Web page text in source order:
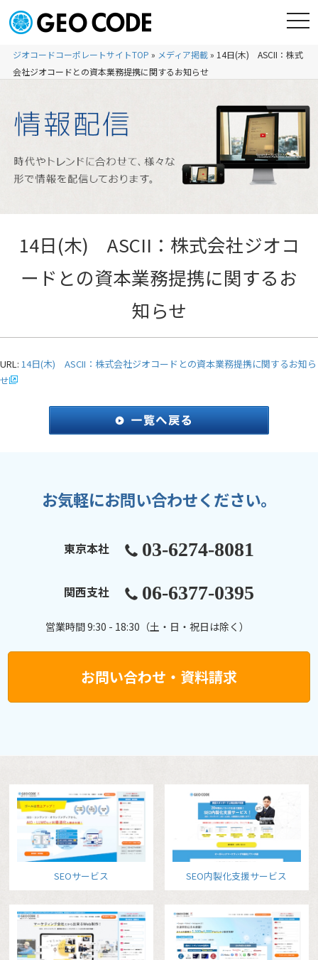
ジオコードコーポレートサイトTOP » メディア掲載» 14日(木) ASCII：株式
会社ジオコードとの資本業務提携に関するお知らせ
14日(木) ASCII：株式会社ジオコ
ードとの資本業務提携に関するお
知らせ
URL: 14日(木) ASCII：株式会社ジオコードとの資本業務提携に関するお知ら
せ
お気軽にお問い合わせください。
東京本社 03-6274-8081
関西支社 06-6377-0395
営業時間 9:30 - 18:30（土・日・祝日は除く）
お問い合わせ・資料請求
SEOサービス SEO内製化支援サービス